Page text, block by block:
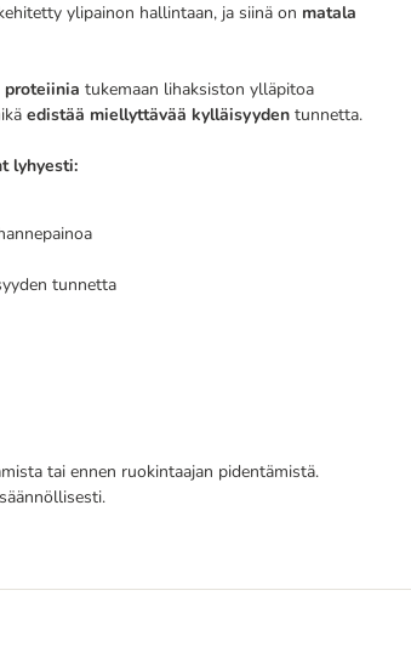
ylipainon hallintaan, ja siinä on matala
proteiinia tukemaan lihaksiston ylläpitoa
edistää miellyttävää kylläisyyden tunnetta.
lyhyesti:
tunnetta
tai ennen ruokintaajan pidentämistä.